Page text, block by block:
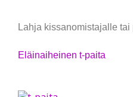
Lahja kissanomistajalle
Eläinaiheinen t-paita